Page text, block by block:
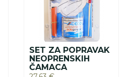
SET ZA POPRAVAK
NEOPRENSKIH
ČAMACA